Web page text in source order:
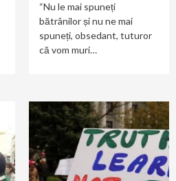
“Nu le mai spuneți
bătrânilor și nu ne mai
spuneți, obsedant, tuturor
că vom muri…